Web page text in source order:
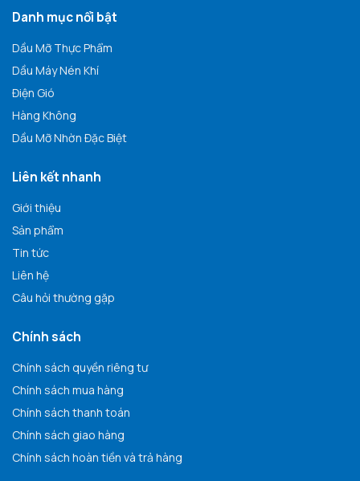
Danh mục nổi bật
Dầu Mỡ Thực Phẩm
Dầu Máy Nén Khí
Điện Gió
Hàng Không
Dầu Mỡ Nhờn Đặc Biệt
Liên kết nhanh
Giới thiệu
Sản phẩm
Tin tức
Liên hệ
Câu hỏi thường gặp
Chính sách
Chính sách quyền riêng tư
Chính sách mua hàng
Chính sách thanh toán
Chính sách giao hàng
Chính sách hoàn tiền và trả hàng